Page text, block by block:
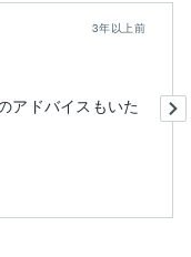
3年以上前
アドバイスもいた